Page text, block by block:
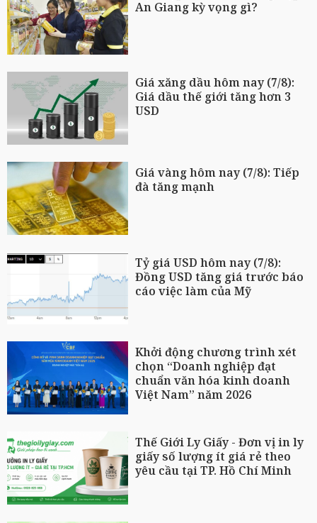
An Giang kỳ vọng gì?
Giá xăng dầu hôm nay (7/8):
Giá dầu thế giới tăng hơn 3
USD
Giá vàng hôm nay (7/8): Tiếp
đà tăng mạnh
Tỷ giá USD hôm nay (7/8):
Đồng USD tăng giá trước báo
cáo việc làm của Mỹ
Khởi động chương trình xét
chọn “Doanh nghiệp đạt
chuẩn văn hóa kinh doanh
Việt Nam” năm 2026
Thế Giới Ly Giấy - Đơn vị in ly
giấy số lượng ít giá rẻ theo
yêu cầu tại TP. Hồ Chí Minh